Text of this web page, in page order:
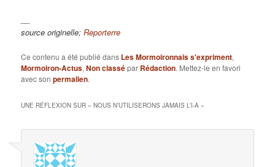
source originelle;Reporterre
Ce contenu a été publié dans Les Mormoironnais s'expriment,
Mormoiron-Actus,Non classépar Rédaction. Mettez-le en favori
avec sonpermalien.
UNE RÉFLEXION SUR «NOUS N’UTILISERONS JAMAIS L’I-A »